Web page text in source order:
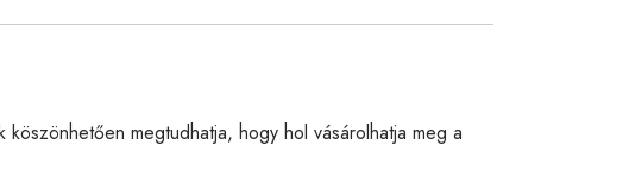
megtudhatja, hogy hol vásárolhatja meg a